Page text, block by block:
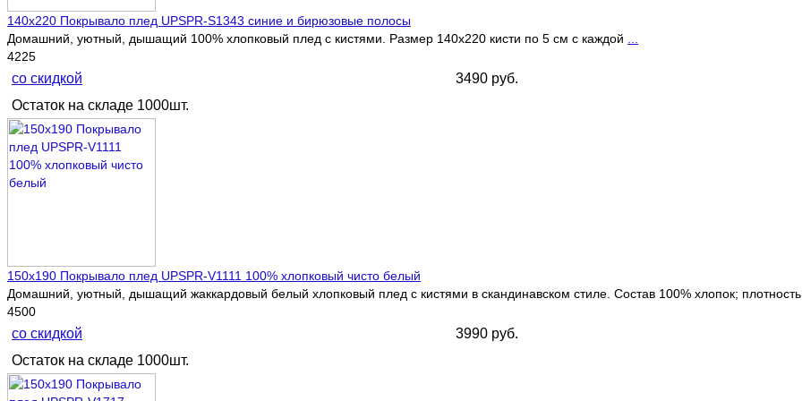
140х220 Покрывало плед UPSPR-S1343 синие и бирюзовые полосы
Домашний, уютный, дышащий 100% хлопковый плед с кистями. Размер 140х220 кисти по 5 см с каждой
4225
со скидкой
3490 руб.
Остаток на складе 1000шт.
150х190 Покрывало плед UPSPR-V1111 100% хлопковый чисто белый
Домашний, уютный, дышащий жаккардовый белый хлопковый плед с кистями в скандинавском стиле. Состав 100% хлопок; плотность
4500
со скидкой
3990 руб.
Остаток на складе 1000шт.